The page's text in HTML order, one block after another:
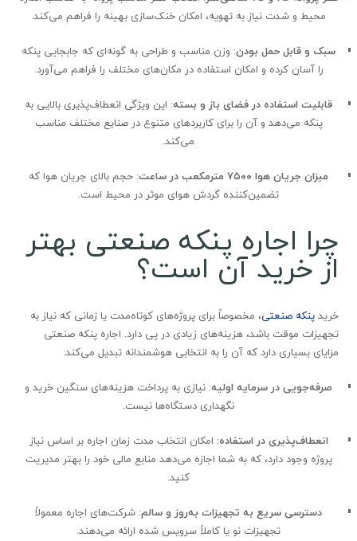
محیط و شدت نیاز به تهویه، امکان خنک‌سازی بهینه را فراهم می‌کند.
سبک و قابل حمل بودن: وزن مناسب و طراحی به گونه‌ای که جابجایی پنکه
را آسان کرده و امکان استفاده در مکان‌های مختلف را فراهم می‌آورد.
قابلیت استفاده در فضای باز و بسته: این ویژگی انعطاف‌پذیری بالایی به
پنکه می‌دهد و آن را برای کاربردهای متنوع در صنایع مختلف مناسب
می‌کند.
میزان جریان هوا ۷۵۰۰ مترمکعب در ساعت
: حجم بالای جریان هوا که
تضمین‌کننده گردش هوای موثر در محیط است.
چرا اجاره پنکه صنعتی بهتر
از خرید آن است؟
خریدپنکه صنعتی، مخصوصاً برای پروژه‌های کوتاه‌مدت یا زمانی که نیاز به
تجهیزات موقت باشد، هزینه‌های زیادی در پی دارد. اجاره پنکه صنعتی
مزایای بسیاری دارد که آن را به انتخابی هوشمندانه تبدیل می‌کند:
صرفه‌جویی در سرمایه اولیه: نیازی به پرداخت هزینه‌های سنگین خرید و
نگهداری دستگاه‌ها نیست.
انعطاف‌پذیری در استفاده: امکان انتخاب مدت زمان اجاره بر اساس نیاز
پروژه وجود دارد، که به شما اجازه می‌دهد منابع مالی خود را بهتر مدیریت
کنید.
دسترسی سریع به تجهیزات به‌روز و سالم: شرکت‌های اجاره معمولاً
تجهیزات نو یا کاملاً سرویس شده ارائه می‌دهند.